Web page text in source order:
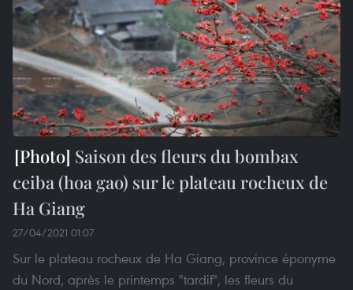
Saison des fleurs du bombax
ceiba (hoa gao) sur le plateau rocheux de
Ha Giang
27/04/2021 01:07
Sur le plateau rocheux de Ha Giang, province éponyme
du Nord, après le printemps "tardif", les fleurs du